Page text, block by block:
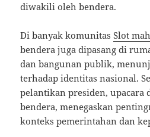
diwakili oleh bendera.
Di banyak komunitasSlot
bendera juga dipasang di
dan bangunan publik,
terhadap identitas nasional.
pelantikan presiden, upacara
bendera, menegaskan
konteks pemerintahan dan